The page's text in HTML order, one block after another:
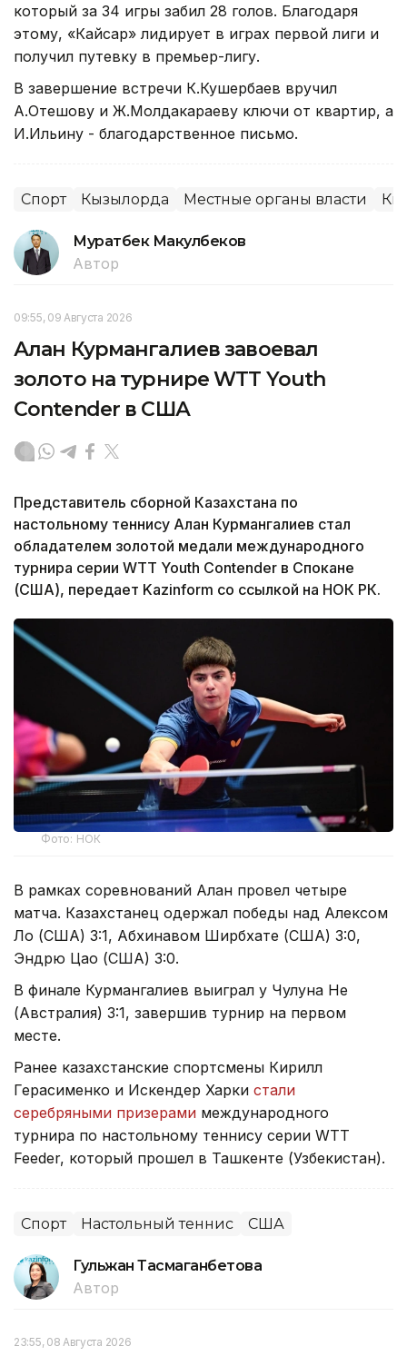
который за 34 игры забил 28 голов. Благодаря
этому, «Кайсар» лидирует в играх первой лиги и
получил путевку в премьер-лигу.
В завершение встречи К.Кушербаев вручил
А.Отешову и Ж.Молдакараеву ключи от квартир, а
И.Ильину - благодарственное письмо.
Спорт Кызылорда Местные органы власти
Муратбек Макулбеков
Автор
09:55, 09 Августа 2026
Алан Курмангалиев завоевал
золото на турнире WTT Youth
Contender в США
Представитель сборной Казахстана по
настольному теннису Алан Курмангалиев стал
обладателем золотой медали международного
турнира серии WTT Youth Contender в Спокане
(США), передает Kazinform со ссылкой на НОК РК.
Фото: НОК
В рамках соревнований Алан провел четыре
матча. Казахстанец одержал победы над Алексом
Ло (США) 3:1, Абхинавом Ширбхате (США) 3:0,
Эндрю Цао (США) 3:0.
В финале Курмангалиев выиграл у Чулуна Не
(Австралия) 3:1, завершив турнир на первом
месте.
Ранее казахстанские спортсмены Кирилл
Герасименко и Искендер Харки стали
серебряными призерами международного
турнира по настольному теннису серии WTT
Feeder, который прошел в Ташкенте (Узбекистан).
Спорт Настольный теннис США
Гульжан Тасмаганбетова
Автор
23:55, 08 Августа 2026